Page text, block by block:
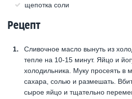
щепотка соли
Рецепт
Сливочное масло вынуть из
тепле на 10-15 минут. Яйцо и
холодильника. Муку просеять в
сахара, солью и размешать.
сырое яйцо и тщательно